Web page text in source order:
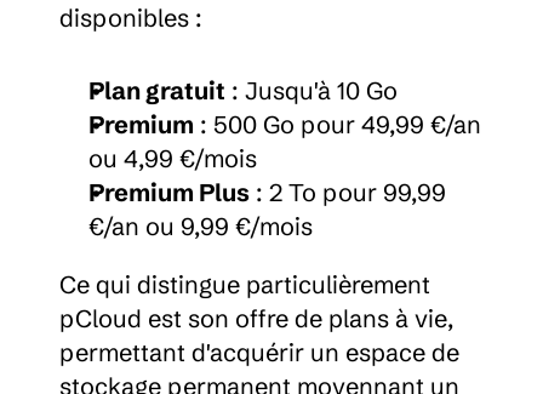
disponibles :
Plan gratuit : Jusqu'à 10 Go
Premium : 500 Go pour 49,99 €/an
ou 4,99 €/mois
Premium Plus : 2 To pour 99,99
€/an ou 9,99 €/mois
Ce qui distingue particulièrement
pCloud est son offre de plans à vie,
permettant d'acquérir un espace de
stockage permanent moyennant un